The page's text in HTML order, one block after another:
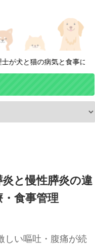
猫の病気と食事について徹
炎と慢性膵炎の違
食事管理
しい嘔吐・腹痛が続